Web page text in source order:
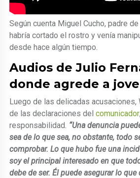
Según cuenta Miguel Cucho, padre
habría cortado el rostro y venía
desde hace algún tiempo.
Audios de Julio
donde agrede a
Luego de las delicadas acusaciones,
de las declaraciones delcomunicador
responsabilidad. “Una denuncia
sea de lo que sea, no obstante, todo
comprobar. Lo que hubo fue una
soy el principal interesado en que
debe de ser. Él puede asegurar lo que